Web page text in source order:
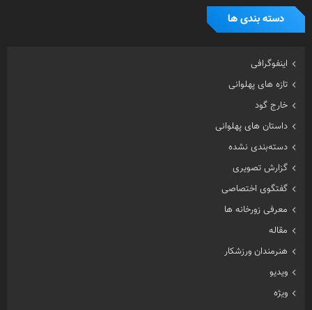
دسته بندی ها
اینفوگرافی
تازه های پهلوانی
خارج گود
داستان های پهلوانی
دسته‌بندی نشده
گزارش تصویری
گفتگوی اختصاصی
معرفی زورخانه ها
مقاله
هنرمندان ورزشکار
ویدیو
ویژه